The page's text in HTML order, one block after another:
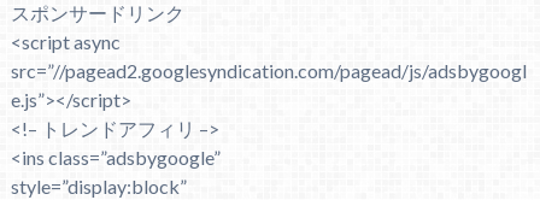
スポンサードリンク
<script async
src=”//pagead2.googlesyndication.com/pagead/js/adsbygoogl
e.js”></script>
<!– トレンドアフィリ –>
<ins class=”adsbygoogle”
style=”display:block”